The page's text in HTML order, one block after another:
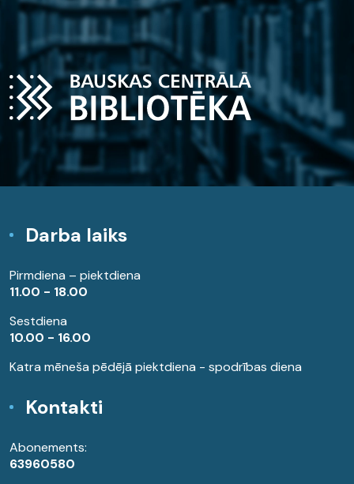
Darba laiks
Pirmdiena – piektdiena
11.00 - 18.00
Sestdiena
10.00 - 16.00
Katra mēneša pēdējā piektdiena - spodrības diena
Kontakti
Abonements:
63960580